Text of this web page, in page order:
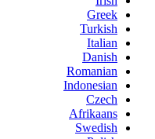
Greek
Turkish
Italian
Danish
Romanian
Indonesian
Czech
Afrikaans
Swedish